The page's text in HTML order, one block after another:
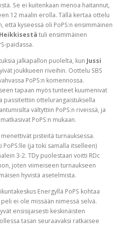
Se ei kuitenkaan menoa haitannut,
12 maalin erolla. Tällä kertaa ottelu
että kyseessä oli PoPS:n ensimmäinen
tuli ensimmäinen
paidassa.
jalkapallon puolelta, kun Jussi
joukkueen riveihin. Oottelu SBS
PoPS:n komennossa.
tapaan myös tunteet kuumenivat
passitettiin ottelurangaistuksella
vältyttiin PoPS:n riveissä, ja
PoPS:n mukaan.
pisteitä turnauksessa.
PoPS:lle (ja toki samalla itselleen)
3-2. TDy puolestaan voitti RDc
joten viimeiseen turnaukseen
hyvistä asetelmista.
Energyllä PoPS kohtaa
ei ole missään nimessä selvä.
ensisijaisesti keskinäisten
tasan seuraavaksi ratkaisee